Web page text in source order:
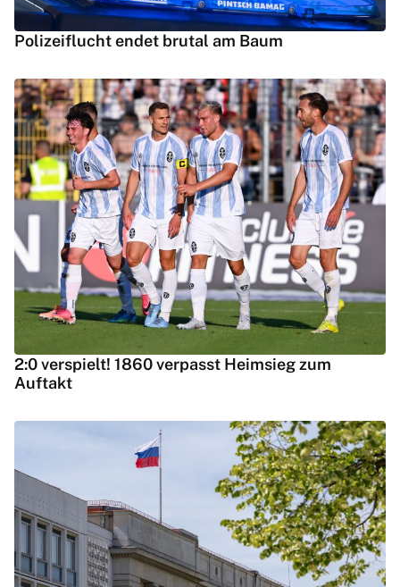
Polizeiflucht endet brutal am Baum
2:0 verspielt! 1860 verpasst Heimsieg zum
Auftakt